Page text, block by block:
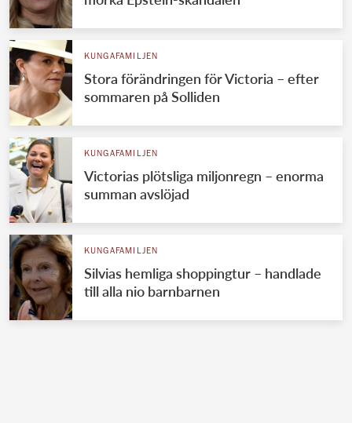
KUNGAFAMILJEN
Stora förändringen för Victoria – efter
sommaren på Solliden
KUNGAFAMILJEN
Victorias plötsliga miljonregn – enorma
summan avslöjad
KUNGAFAMILJEN
Silvias hemliga shoppingtur – handlade
till alla nio barnbarnen